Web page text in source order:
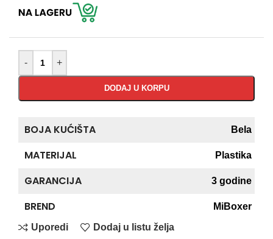
- +
DODAJ U KORPU
BOJA KUĆIŠTA Bela
MATERIJAL Plastika
GARANCIJA 3 godine
BREND
MiBoxer
Uporedi
Dodaj u listu želja